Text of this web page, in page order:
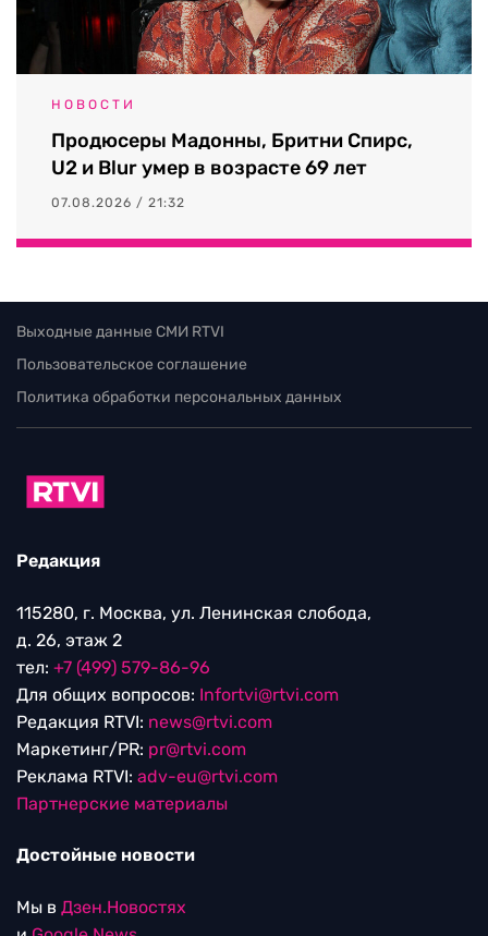
НОВОСТИ
Продюсеры Мадонны, Бритни Спирс,
U2 и Blur умер в возрасте 69 лет
07.08.2026 / 21:32
Выходные данные СМИ RTVI
Пользовательское соглашение
Политика обработки персональных данных
Редакция
115280, г. Москва, ул. Ленинская слобода,
д. 26, этаж 2
тел: +7 (499) 579-86-96
Для общих вопросов: Infortvi@rtvi.com
Редакция RTVI: news@rtvi.com
Маркетинг/PR: pr@rtvi.com
Реклама RTVI: adv-eu@rtvi.com
Партнерские материалы
Достойные новости
Мы в Дзен.Новостях